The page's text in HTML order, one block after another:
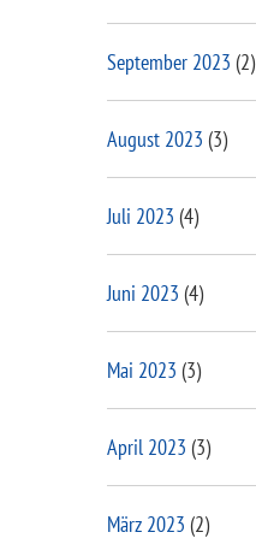
September 2023 (2)
August 2023 (3)
Juli 2023 (4)
Juni 2023 (4)
Mai 2023 (3)
April 2023 (3)
März 2023 (2)